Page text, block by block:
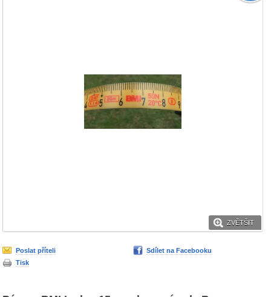
ZVĚTŠIT
Poslat příteli
Sdílet na Facebooku
Tisk